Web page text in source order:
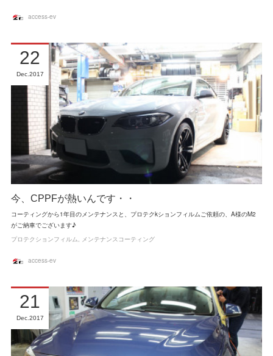
access-ev
今、CPPFが熱いんです・・
コーティングから1年目のメンテナンスと、プロテクkションフィルムご依頼の、A様のM2
がご納車でございます♪
22
Dec 2017
プロテクションフィルム メンテナンスコーティング
access-ev
21
Dec 2017